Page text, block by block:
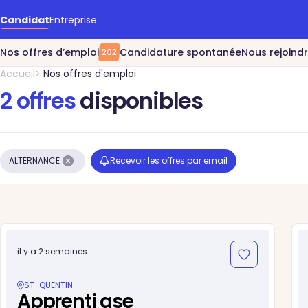
CandidatEntreprise
Nos offres d’emploi 202 Candidature spontanéeNous
Accueil
Nos offres d'emploi
2 offresdisponibles
ALTERNANCE Recevoir les offres par email
il y a 2 semaines
ST-QUENTIN
Apprenti qse